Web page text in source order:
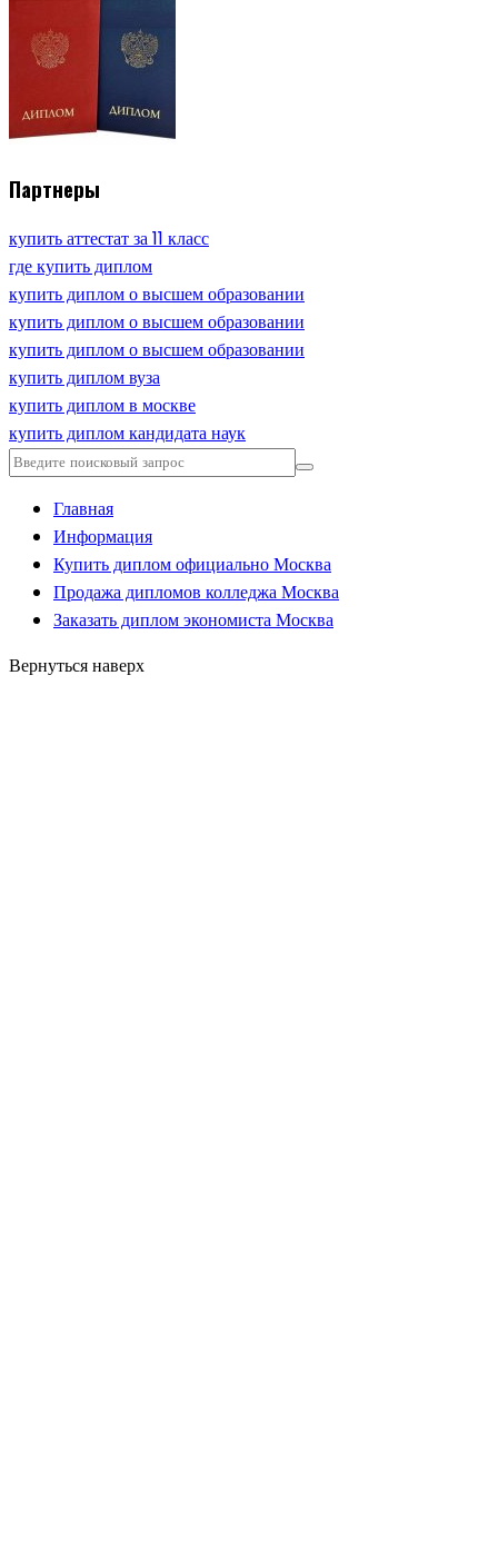
Партнеры
купить аттестат за 11 класс
где купить диплом
купить диплом о высшем образовании
купить диплом о высшем образовании
купить диплом о высшем образовании
купить диплом вуза
купить диплом в москве
купить диплом кандидата наук
Главная
Информация
Купить диплом официально Москва
Продажа дипломов колледжа Москва
Заказать диплом экономиста Москва
Вернуться наверх